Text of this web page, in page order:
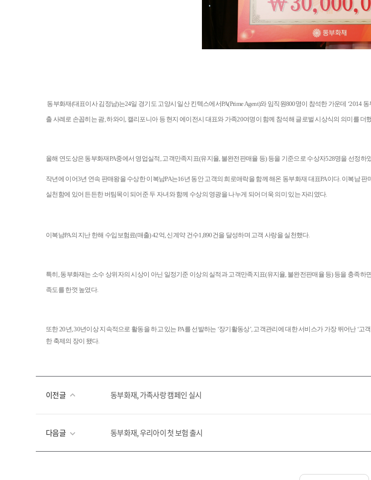
동부화재(대표이사 김정남)는24일 경기도 고양시 일산 킨텍스에서PA(Prime Agent)와 임직원800명이 참석한 가운데 ‘2014동
출 사례로 손꼽히는 괌,하와이,캘리포니아 등 현지 에이전시 대표와 가족20여명이 함께 참석해 글로벌 시상식의 의미를 더
올해 연도상은 동부화재PA중에서 영업실적 ,고객만족지표(유지율,불완전판매율 등)등을 기준으로 수상자528명을 선정하
작년에 이어3년 연속 판매왕을 수상한 이복남PA는16년 동안 고객의 희로애락을 함께 해온 동부화재 대표PA이다.이복남 판
실천함에 있어 든든한 버팀목이 되어준 두 자녀와 함께 수상의 영광을 나누게 되어 더욱 의미 있는 자리였다.
이복남PA의 지난 한해 수입보험료(매출) 42억,신계약 건수1,890건을 달성하며 고객 사랑을 실천했다.
특히, 동부화재는 소수 상위자의 시상이 아닌 일정기준 이상의 실적과 고객만족지표(유지율,불완전판매율 등)등을 충족하
족도를 한껏 높였다.
또한20년, 30년이상 지속적으로 활동을 하고 있는PA를 선발하는 ‘장기활동상’,고객관리에 대한 서비스가 가장 뛰어난 ‘고
한 축제의 장이 됐다.
이전글 동부화재, 가족사랑 캠페인 실시
다음글 동부화재, 우리아이 첫 보험 출시